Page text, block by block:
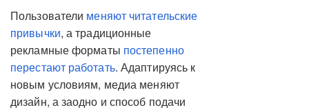
Пользователи меняют читательские
привычки, а традиционные
рекламные форматы постепенно
перестают работать. Адаптируясь к
новым условиям, медиа меняют
дизайн, а заодно и способ подачи